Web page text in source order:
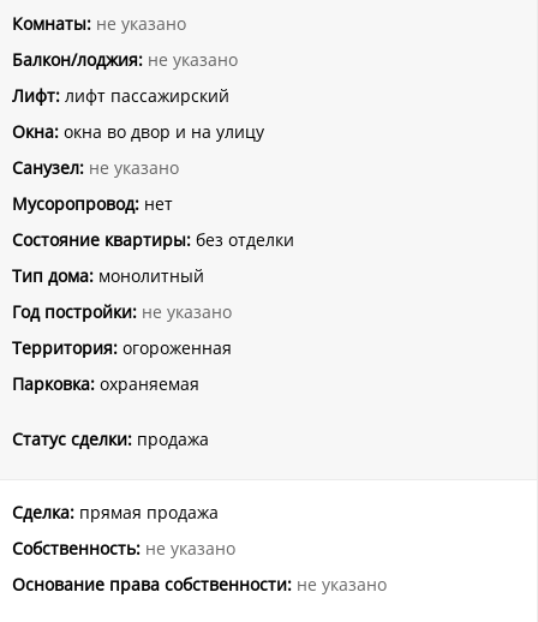
Комнаты: не указано
Балкон/лоджия: не указано
Лифт: лифт пассажирский
Окна: окна во двор и на улицу
Санузел: не указано
Мусоропровод: нет
Состояние квартиры: без отделки
Тип дома: монолитный
Год постройки: не указано
Территория: огороженная
Парковка: охраняемая
Статус сделки: продажа
Сделка: прямая продажа
Собственность: не указано
Основание права собственности: не указано